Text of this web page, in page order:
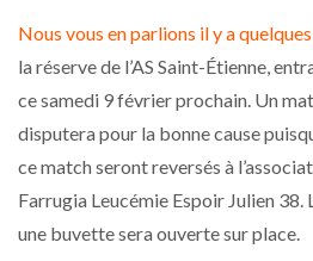
Nous vous en parlions il y a
la réserve de l’AS Saint-Étienne,
ce samedi 9 février prochain. Un
disputera pour la bonne cause
ce match seront reversés à
Farrugia Leucémie Espoir Julien 38.
une buvette sera ouverte sur place.